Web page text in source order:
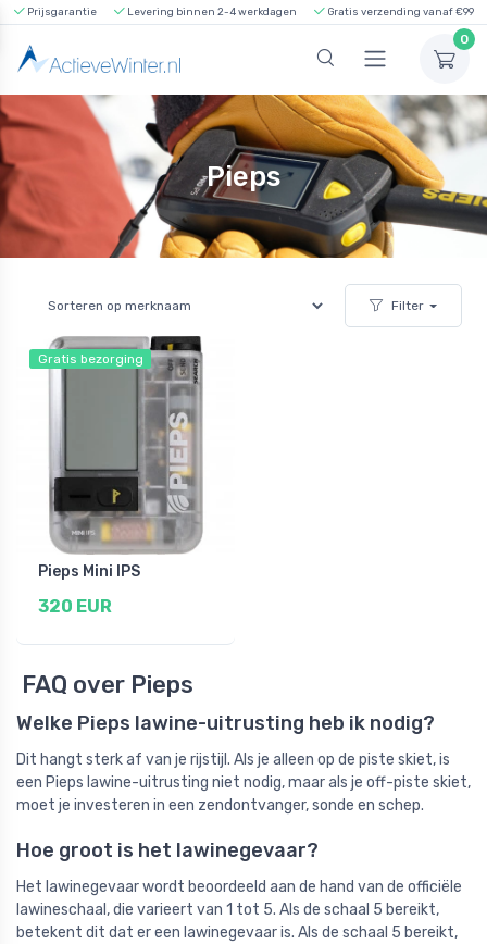
Prijsgarantie Levering binnen 2-4 werkdagen Gratis verzending vanaf €99
0
Pieps
Filter
Gratis bezorging
Pieps Mini IPS
320 EUR
FAQ over Pieps
Welke Pieps lawine-uitrusting heb ik nodig?
Dit hangt sterk af van je rijstijl. Als je alleen op de piste skiet, is
een Pieps lawine-uitrusting niet nodig, maar als je off-piste skiet,
moet je investeren in een zendontvanger, sonde en schep.
Hoe groot is het lawinegevaar?
Het lawinegevaar wordt beoordeeld aan de hand van de officiële
lawineschaal, die varieert van 1 tot 5. Als de schaal 5 bereikt,
betekent dit dat er een lawinegevaar is. Als de schaal 5 bereikt,